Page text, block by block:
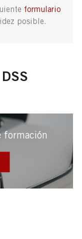
formulario
posible.
formación